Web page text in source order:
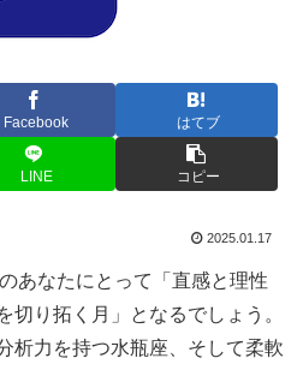
Facebook はてブ
LINE コピー
2025.01.17
あなたにとって「直感と理性
切り拓く月」となるでしょう。
析力を持つ水瓶座、そして柔軟